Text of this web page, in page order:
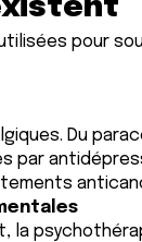
pour
Du
par
la